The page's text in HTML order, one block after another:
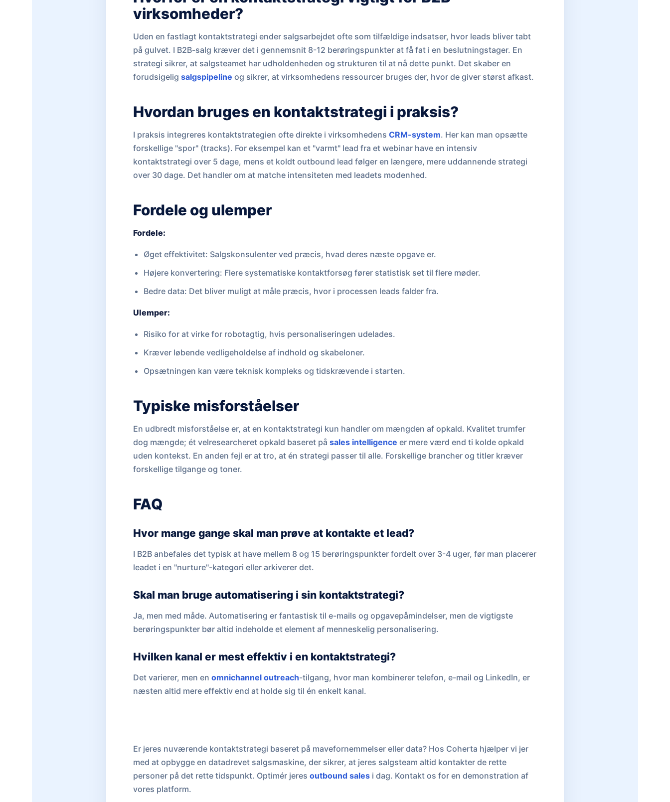
virksomheder?
Uden en fastlagt kontaktstrategi ender salgsarbejdet ofte som tilfældige indsatser, hvor leads bliver tabt
på gulvet. I B2B-salg kræver det i gennemsnit 8-12 berøringspunkter at få fat i en beslutningstager. En
strategi sikrer, at salgsteamet har udholdenheden og strukturen til at nå dette punkt. Det skaber en
forudsigelig salgspipeline og sikrer, at virksomhedens ressourcer bruges der, hvor de giver størst afkast.
Hvordan bruges en kontaktstrategi i praksis?
I praksis integreres kontaktstrategien ofte direkte i virksomhedens CRM-system. Her kan man opsætte
forskellige "spor" (tracks). For eksempel kan et "varmt" lead fra et webinar have en intensiv
kontaktstrategi over 5 dage, mens et koldt outbound lead følger en længere, mere uddannende strategi
over 30 dage. Det handler om at matche intensiteten med leadets modenhed.
Fordele og ulemper
Fordele:
Øget effektivitet: Salgskonsulenter ved præcis, hvad deres næste opgave er.
Højere konvertering: Flere systematiske kontaktforsøg fører statistisk set til flere møder.
Bedre data: Det bliver muligt at måle præcis, hvor i processen leads falder fra.
Ulemper:
Risiko for at virke for robotagtig, hvis personaliseringen udelades.
Kræver løbende vedligeholdelse af indhold og skabeloner.
Opsætningen kan være teknisk kompleks og tidskrævende i starten.
Typiske misforståelser
En udbredt misforståelse er, at en kontaktstrategi kun handler om mængden af opkald. Kvalitet trumfer
dog mængde; ét velresearcheret opkald baseret på sales intelligence er mere værd end ti kolde opkald
uden kontekst. En anden fejl er at tro, at én strategi passer til alle. Forskellige brancher og titler kræver
forskellige tilgange og toner.
FAQ
Hvor mange gange skal man prøve at kontakte et lead?
I B2B anbefales det typisk at have mellem 8 og 15 berøringspunkter fordelt over 3-4 uger, før man placerer
leadet i en "nurture"-kategori eller arkiverer det.
Skal man bruge automatisering i sin kontaktstrategi?
Ja, men med måde. Automatisering er fantastisk til e-mails og opgavepåmindelser, men de vigtigste
berøringspunkter bør altid indeholde et element af menneskelig personalisering.
Hvilken kanal er mest effektiv i en kontaktstrategi?
Det varierer, men en omnichannel outreach-tilgang, hvor man kombinerer telefon, e-mail og LinkedIn, er
næsten altid mere effektiv end at holde sig til én enkelt kanal.
Er jeres nuværende kontaktstrategi baseret på mavefornemmelser eller data? Hos Coherta hjælper vi jer
med at opbygge en datadrevet salgsmaskine, der sikrer, at jeres salgsteam altid kontakter de rette
personer på det rette tidspunkt. Optimér jeres outbound salesi dag. Kontakt os for en demonstration af
vores platform.